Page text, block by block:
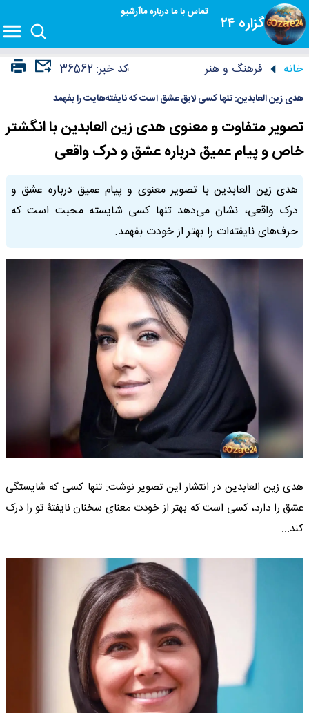
گزاره ۲۴
تماس با مادرباره ماآرشیو
خانه فرهنگ و هنر کد خبر:36562
هدی زین العابدین: تنها کسی لایق عشق است که نایفته‌هایت را بفهمد
تصویر متفاوت و معنوی هدی زین العابدین با انگشتر
خاص و پیام عمیق درباره عشق و درک واقعی
هدی زین العابدین با تصویر معنوی و پیام عمیق درباره عشق و
درک واقعی، نشان می‌دهد تنها کسی شایسته محبت است که
حرف‌های نایفته‌ات را بهتر از خودت بفهمد.
هدی زین العابدین در انتشار این تصویر نوشت: تنها کسی که شایستگی
عشق را دارد، کسی است که بهتر از خودت معنای سخنان نایفتۀ تو را درک
کند...